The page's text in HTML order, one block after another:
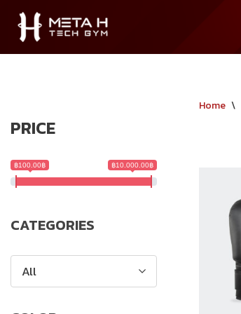
Skip
to
PRICE
฿100.00฿ ฿10.000.00฿
CATEGORIES
All
Home \